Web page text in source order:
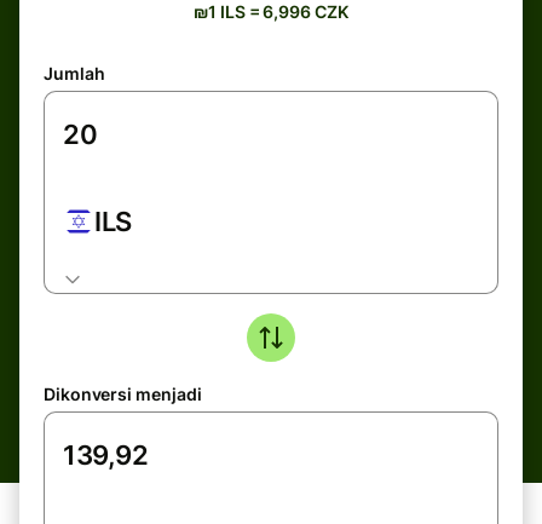
₪1 ILS = 6,996 CZK
Jumlah
ILS
Dikonversi menjadi